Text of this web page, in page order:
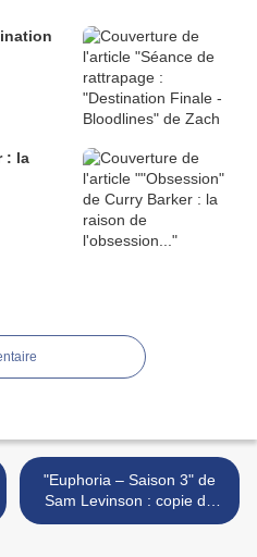
: la
"Euphoria – Saison 3" de
Sam Levinson : copie de
copies >